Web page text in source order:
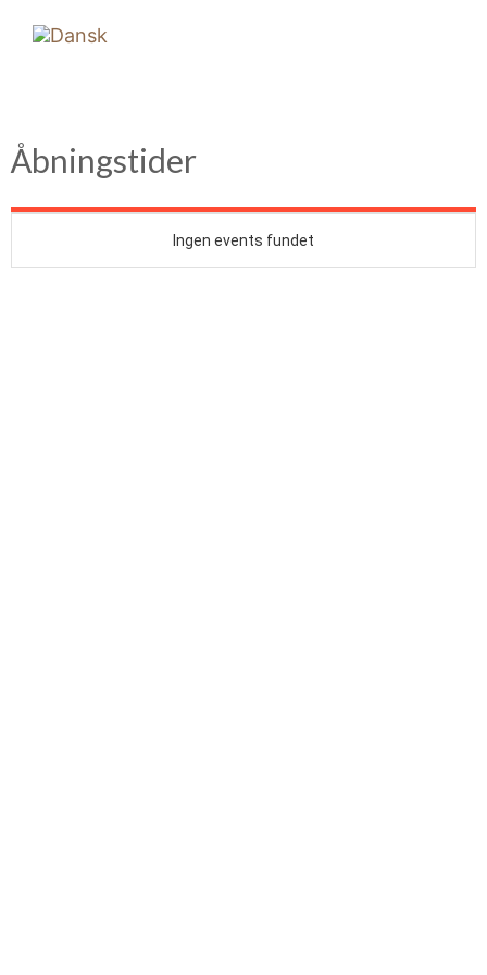
Åbningstider